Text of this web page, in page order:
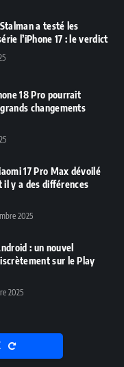
a testé les
l’iPhone 17 : le verdict
18 Pro pourrait
changements
17 Pro Max dévoilé
y a des différences
2025
: un nouvel
sur le Play
2025